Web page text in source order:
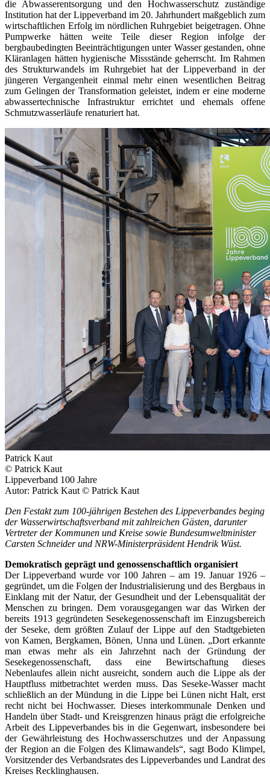
die Abwasserentsorgung und den Hochwasserschutz zuständige
Institution hat der Lippeverband im 20. Jahrhundert maßgeblich zum
wirtschaftlichen Erfolg im nördlichen Ruhrgebiet beigetragen. Ohne
Pumpwerke hätten weite Teile dieser Region infolge der
bergbaubedingten Beeinträchtigungen unter Wasser gestanden, ohne
Kläranlagen hätten hygienische Missstände geherrscht. Im Rahmen
des Strukturwandels im Ruhrgebiet hat der Lippeverband in der
jüngeren Vergangenheit einmal mehr einen wesentlichen Beitrag
zum Gelingen der Transformation geleistet, indem er eine moderne
abwassertechnische Infrastruktur errichtet und ehemals offene
Schmutzwasserläufe renaturiert hat.
Patrick Kaut
© Patrick Kaut
Lippeverband 100 Jahre
Autor: Patrick Kaut © Patrick Kaut
Den Festakt zum 100-jährigen Bestehen des Lippeverbandes beging
der Wasserwirtschaftsverband mit zahlreichen Gästen, darunter
Vertreter der Kommunen und Kreise sowie Bundesumweltminister
Carsten Schneider und NRW-Ministerpräsident Hendrik Wüst.
Demokratisch geprägt und genossenschaftlich organisiert
Der Lippeverband wurde vor 100 Jahren – am 19. Januar 1926 –
gegründet, um die Folgen der Industrialisierung und des Bergbaus in
Einklang mit der Natur, der Gesundheit und der Lebensqualität der
Menschen zu bringen. Dem vorausgegangen war das Wirken der
bereits 1913 gegründeten Sesekegenossenschaft im Einzugsbereich
der Seseke, dem größten Zulauf der Lippe auf den Stadtgebieten
von Kamen, Bergkamen, Bönen, Unna und Lünen. „Dort erkannte
man etwas mehr als ein Jahrzehnt nach der Gründung der
Sesekegenossenschaft, dass eine Bewirtschaftung dieses
Nebenlaufes allein nicht ausreicht, sondern auch die Lippe als der
Hauptfluss mitbetrachtet werden muss. Das Seseke-Wasser macht
schließlich an der Mündung in die Lippe bei Lünen nicht Halt, erst
recht nicht bei Hochwasser. Dieses interkommunale Denken und
Handeln über Stadt- und Kreisgrenzen hinaus prägt die erfolgreiche
Arbeit des Lippeverbandes bis in die Gegenwart, insbesondere bei
der Gewährleistung des Hochwasserschutzes und der Anpassung
der Region an die Folgen des Klimawandels“, sagt Bodo Klimpel,
Vorsitzender des Verbandsrates des Lippeverbandes und Landrat des
Kreises Recklinghausen.